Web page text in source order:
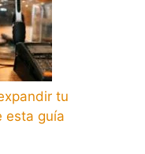
tu
esta guía